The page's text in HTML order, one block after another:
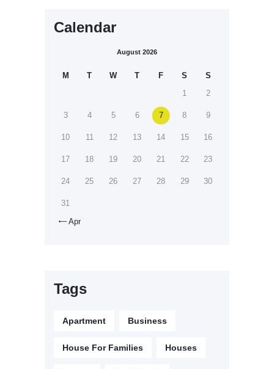
Calendar
August 2026
M T W T F S
S
1
2
3 4 5 6 7 8 9
10 11 12 13 14 15 16
17 18 19 20 21 22 23
24 25 26 27 28 29 30
31
 Apr
Tags
Apartment Business
House For Families Houses